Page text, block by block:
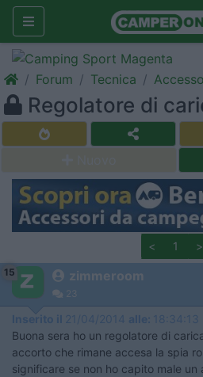
Forum Tecnica
Regolatore di
< 1 >
15 zimmeroom
23
Inserito il 21/04/2014 alle: 18:34:13
Buona sera ho un regolatore di
accorto che rimane accesa la spia
significare se non ho capito male un